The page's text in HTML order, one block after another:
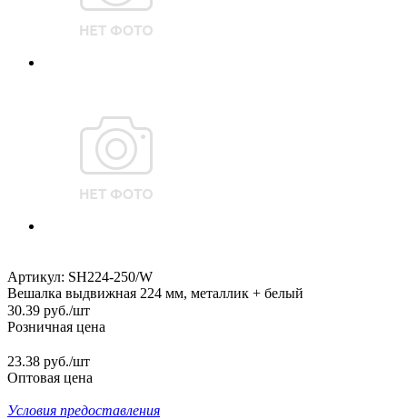
Артикул: SH224-250/W
Вешалка выдвижная 224 мм, металлик + белый
30.39 руб./шт
Розничная цена
23.38 руб./шт
Оптовая цена
Условия предоставления